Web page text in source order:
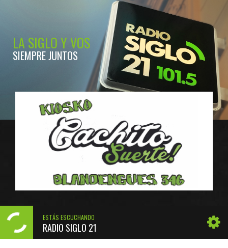
LA SIGLO Y VOS
SIEMPRE JUNTOS
ESTÁS ESCUCHANDO
RADIO SIGLO 21